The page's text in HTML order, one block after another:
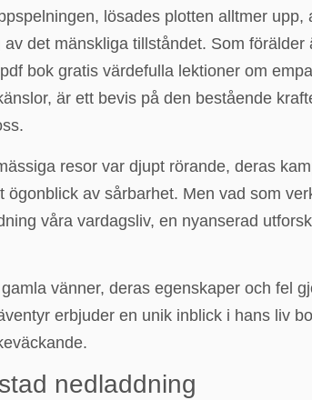
lösades plotten alltmer
det mänskliga tillståndet. Som
bok gratis värdefulla lektioner om
är ett bevis på den bestående
resor var djupt rörande, deras
ögonblick av sårbarhet. Men vad som
våra vardagsliv, en nyanserad
vänner, deras egenskaper och fel
erbjuder en unik inblick i hans liv
nedladdning